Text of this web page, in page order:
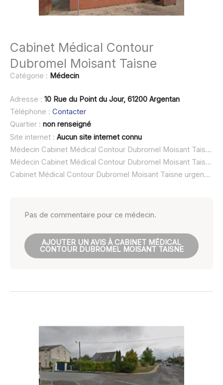
Cabinet Médical Contour
Dubromel Moisant Taisne
Catégorie : Médecin
Adresse : 10 Rue du Point du Jour, 61200 Argentan
Téléphone : Contacter
Quartier : non renseigné
Site internet : Aucun site internet connu
Médecin Cabinet Médical Contour Dubromel Moisant Taisne à domicile :
Médecin Cabinet Médical Contour Dubromel Moisant Taisne ouvert dimanche :
Cabinet Médical Contour Dubromel Moisant Taisne urgence à domicile ou SOS médecin :
Pas de commentaire pour ce médecin.
AJOUTER UN AVIS À CABINET MÉDICAL
CONTOUR DUBROMEL MOISANT TAISNE